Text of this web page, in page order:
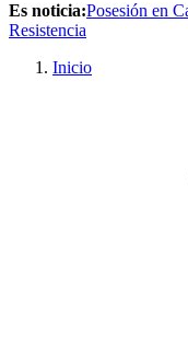
Es noticia:Posesión en
Resistencia
Inicio